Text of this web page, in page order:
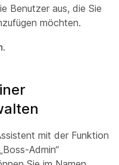
Benutzer aus, die Sie
möchten.
.
mit der Funktion
Admin“